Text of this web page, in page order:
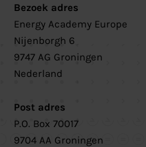
Bezoek adres
Energy Academy Europe
Nijenborgh 6
9747 AG Groningen
Nederland
Post adres
P.O. Box 70017
9704 AA Groningen